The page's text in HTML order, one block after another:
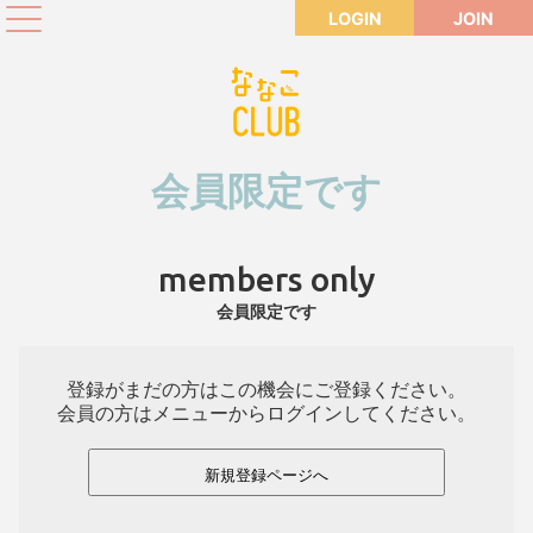
LOGIN JOIN
会員限定です
members only
会員限定です
登録がまだの方はこの機会にご登録ください。
会員の方はメニューからログインしてください。
新規登録ページへ